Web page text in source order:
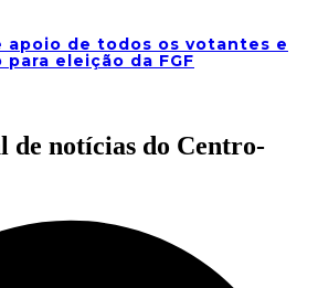
apoio de todos os votantes e
eleição da FGF
de notícias do Centro-